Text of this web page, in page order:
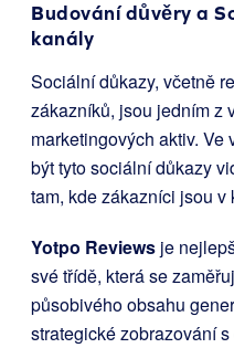
Budování důvěry a
kanály
Sociální důkazy, včetně
zákazníků, jsou jedním z
marketingových aktiv.
být tyto sociální důkazy
tam, kde zákazníci jsou
Yotpo Reviews je
své třídě, která se
působivého obsahu
strategické zobrazování